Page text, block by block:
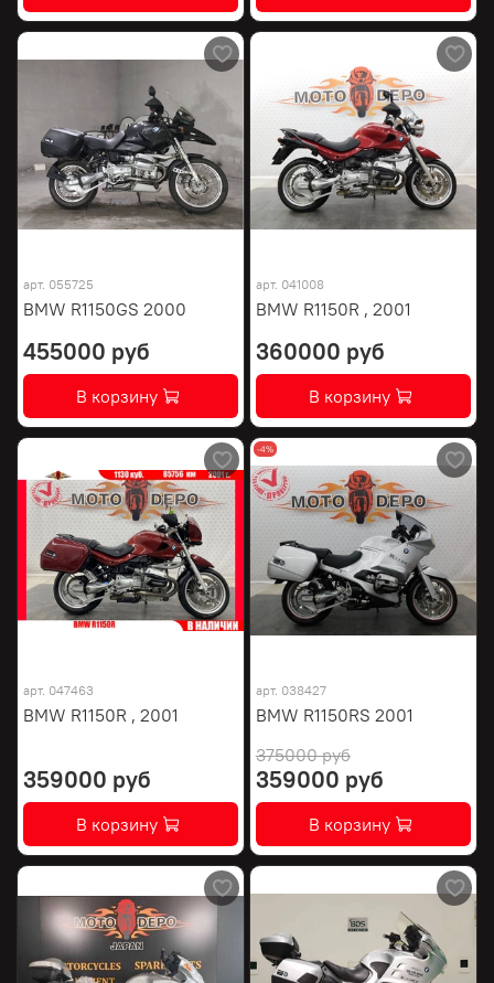
арт. 055725
BMW R1150GS 2000
455000 руб
В корзину
арт. 041008
BMW R1150R , 2001
360000 руб
В корзину
арт. 047463
BMW R1150R , 2001
359000 руб
В корзину
-4%
арт. 038427
BMW R1150RS 2001
375000 руб
359000 руб
В корзину